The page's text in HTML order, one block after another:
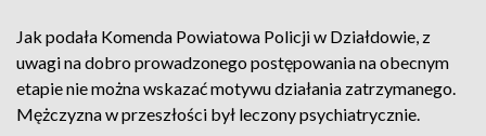
Jak podała Komenda Powiatowa Policji w Działdowie, z
uwagi na dobro prowadzonego postępowania na obecnym
etapie nie można wskazać motywu działania zatrzymanego.
Mężczyzna w przeszłości był leczony psychiatrycznie.